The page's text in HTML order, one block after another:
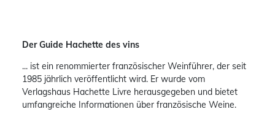
Der Guide Hachette des vins
... ist ein renommierter französischer Weinführer, der seit
1985 jährlich veröffentlicht wird. Er wurde vom
Verlagshaus Hachette Livre herausgegeben und bietet
umfangreiche Informationen über französische Weine.